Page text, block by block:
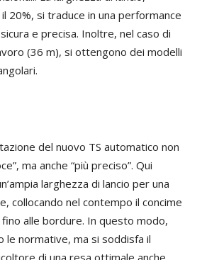
20%, si traduce in una performance
e precisa. Inoltre, nel caso di
(36 m), si ottengono dei modelli
del nuovo TS automatico non
ma anche “più preciso”. Qui
larghezza di lancio per una
collocando nel contempo il concime
alle bordure. In questo modo,
le normative, ma si soddisfa il
di una resa ottimale anche